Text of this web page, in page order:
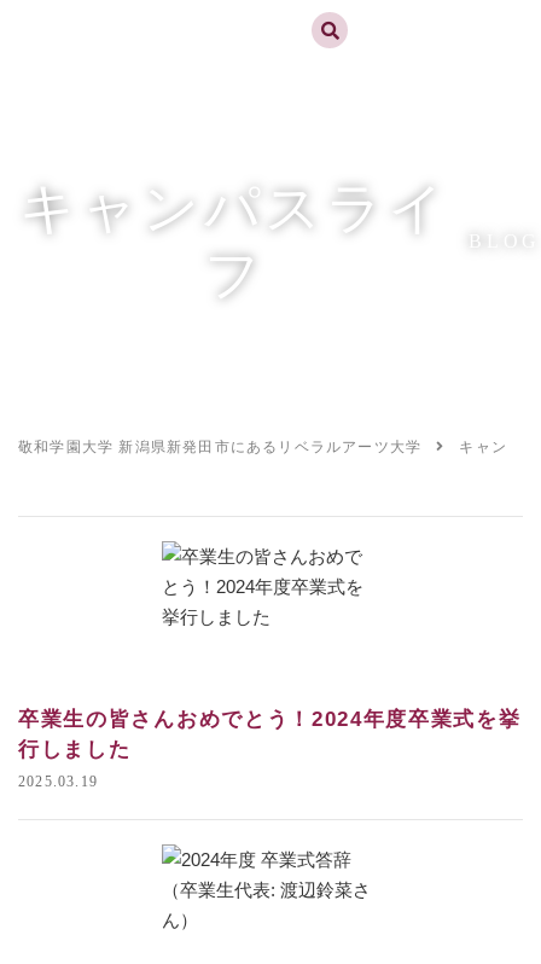
キャンパスライ
フ
BLOG
敬和学園大学 新潟県新発田市にあるリベラルアーツ大学 キャンパ
卒業生の皆さんおめでとう！2024年度卒業式を挙
行しました
2025.03.19